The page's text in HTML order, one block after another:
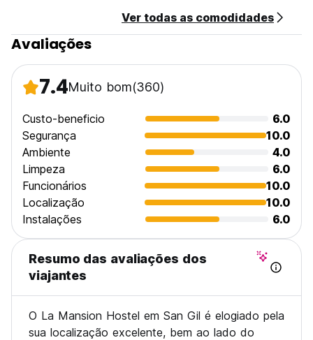
Não temos nenhuma restrição de idade ou restrição de
animais de estimação.
que possamos reservar um lugar para você no SamS VIP
Hostel dependendo da disponibilidade (Auto-translated
Ver todas as comodidades
Avaliações
7.4Muito bom(360)
Custo-beneficio
6.0
Segurança
10.0
Ambiente
4.0
Limpeza
6.0
Funcionários
10.0
Localização
10.0
Instalações
6.0
Resumo das avaliações dos
viajantes
O La Mansion Hostel em San Gil é elogiado pela
sua localização excelente, bem ao lado do